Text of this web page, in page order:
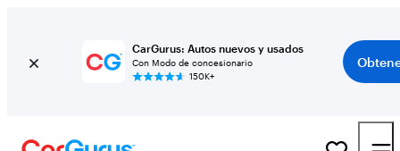
CarGurus: Autos nuevos y usados
Con Modo de concesionario
150K+